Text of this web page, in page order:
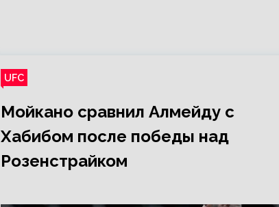
UFC
Мойкано сравнил Алмейду с
Хабибом после победы над
Розенстрайком